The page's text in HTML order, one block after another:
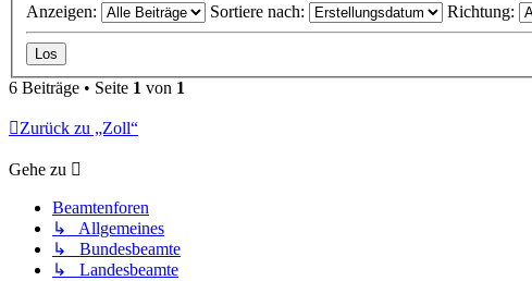
Anzeigen: Sortiere nach: Richtung:
6 Beiträge • Seite 1 von 1
Zurück zu „Zoll“
Gehe zu
Beamtenforen
↳ Allgemeines
↳ Bundesbeamte
↳ Landesbeamte